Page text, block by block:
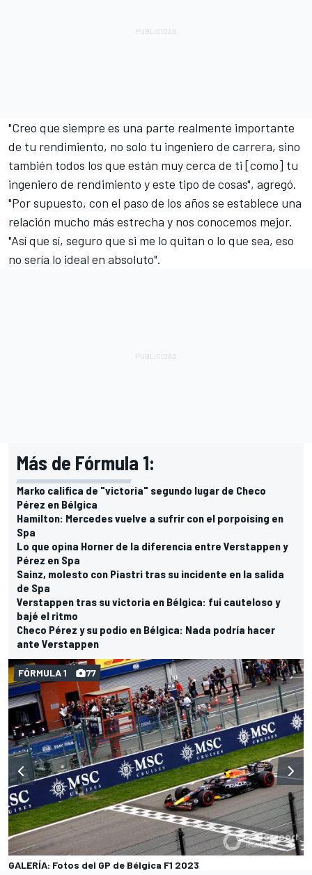
"Creo que siempre es una parte realmente importante
de tu rendimiento, no solo tu ingeniero de carrera, sino
también todos los que están muy cerca de ti [como] tu
ingeniero de rendimiento y este tipo de cosas", agregó.
"Por supuesto, con el paso de los años se establece una
relación mucho más estrecha y nos conocemos mejor.
"Así que sí, seguro que si me lo quitan o lo que sea, eso
no sería lo ideal en absoluto".
Más de Fórmula 1:
Marko califica de "victoria" segundo lugar de Checo
Pérez en Bélgica
Hamilton: Mercedes vuelve a sufrir con el porpoising en
Spa
Lo que opina Horner de la diferencia entre Verstappen y
Pérez en Spa
Sainz, molesto con Piastri tras su incidente en la salida
de Spa
Verstappen tras su victoria en Bélgica: fui cauteloso y
bajé el ritmo
Checo Pérez y su podio en Bélgica: Nada podría hacer
ante Verstappen
GALERÍA: Fotos del GP de Bélgica F1 2023
FÓRMULA 1 77